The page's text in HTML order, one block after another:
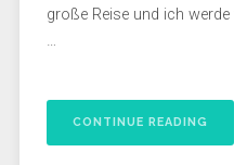
große Reise und ich
…
CONTINUE READING